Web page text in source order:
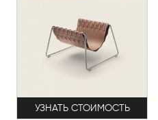
УЗНАТЬ СТОИМОСТЬ